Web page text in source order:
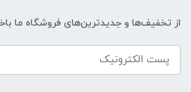
از تخفیف‌ها و جدیدترین‌های فروشگاه ما